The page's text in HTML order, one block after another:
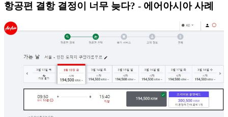
항공편 결항 결정이 너무 늦다? - 에어아시아 사례